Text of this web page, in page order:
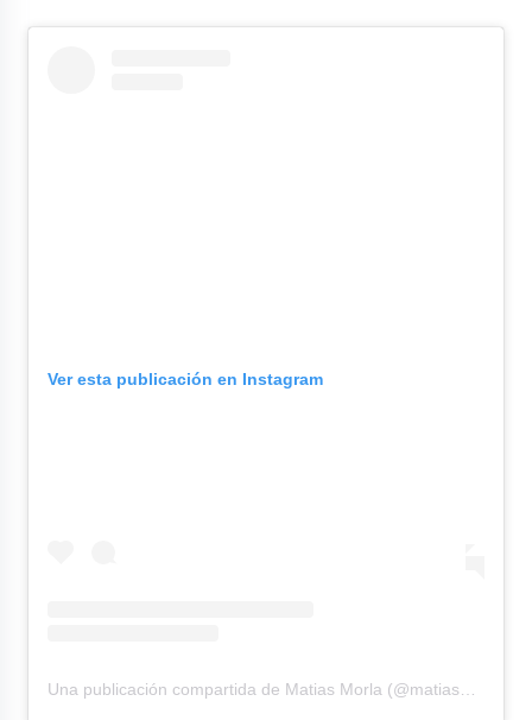
Ver esta publicación en Instagram